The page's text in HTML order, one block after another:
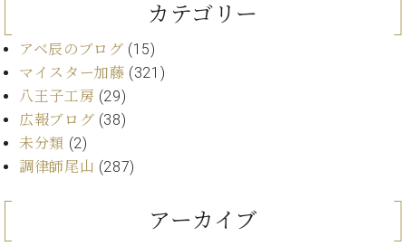
ノ
C.
ベ
ヒ
ュ
ス
タ
ジ
オ
納
ベ
ン
ト
コ
ン
・
ン
ト
ラ
東
京
カテゴリー
アベ辰のブログ (15)
マイスター加藤 (321)
八王子工房 (29)
広報ブログ (38)
未分類 (2)
調律師尾山 (287)
アーカイブ